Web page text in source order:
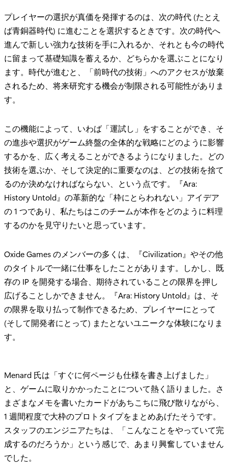
プレイヤーの選択が真価を発揮するのは、次の時代 (たとえ
ば青銅器時代) に進むことを選択するときです。次の時代へ
進んで新しい強力な技術を手に入れるか、それとも今の時代
に留まって基礎知識を蓄えるか、どちらかを選ぶことになり
ます。時代が進むと、「前時代の技術」へのアクセスが放棄
されるため、将来研究する機会が制限される可能性がありま
す。
この機能によって、いわば「運試し」をすることができ、そ
の進歩や選択がゲーム終盤の全体的な戦略にどのように影響
するかを、広く考えることができるようになりました。どの
技術を選ぶか、そして決定的に重要なのは、どの技術を捨て
るのか決めなければならない、という点です。『Ara:
History Untold』の革新的な「枠にとらわれない」アイデア
の 1 つであり、私たちはこのチームが本作をどのように料理
するのかを見守りたいと思っています。
Oxide Games のメンバーの多くは、『Civilization』やその他
のタイトルで一緒に仕事をしたことがあります。しかし、既
存の IP を開発する場合、期待されていることの限界を押し
広げることしかできません。『Ara: History Untold』は、そ
の限界を取り払って制作できるため、プレイヤーにとって
(そして開発者にとって) またとないユニークな体験になりま
す。
Menard 氏は「すぐに何ページも仕様を書き上げました」
と、ゲームに取りかかったことについて熱く語りました。さ
まざまなメモを書いたカードがあちこちに飛び散りながら、
1 週間程度で大枠のプロトタイプをまとめあげたそうです。
スタッフのエンジニアたちは、「こんなことをやっていて完
成するのだろうか」という感じで、あまり興奮していません
でした。